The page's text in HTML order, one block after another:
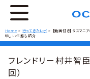
Home > 行ってきたレポ >
【動画付き】タスマ
珍しい生態も紹介
フレンドリー村井智
回）